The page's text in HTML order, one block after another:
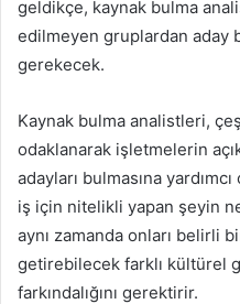
geldikçe, kaynak bulma
edilmeyen gruplardan aday
gerekecek.
Kaynak bulma analistleri,
odaklanarak işletmelerin
adayları bulmasına
iş için nitelikli yapan şeyin
aynı zamanda onları belirli
getirebilecek farklı kültürel
farkındalığını gerektirir.